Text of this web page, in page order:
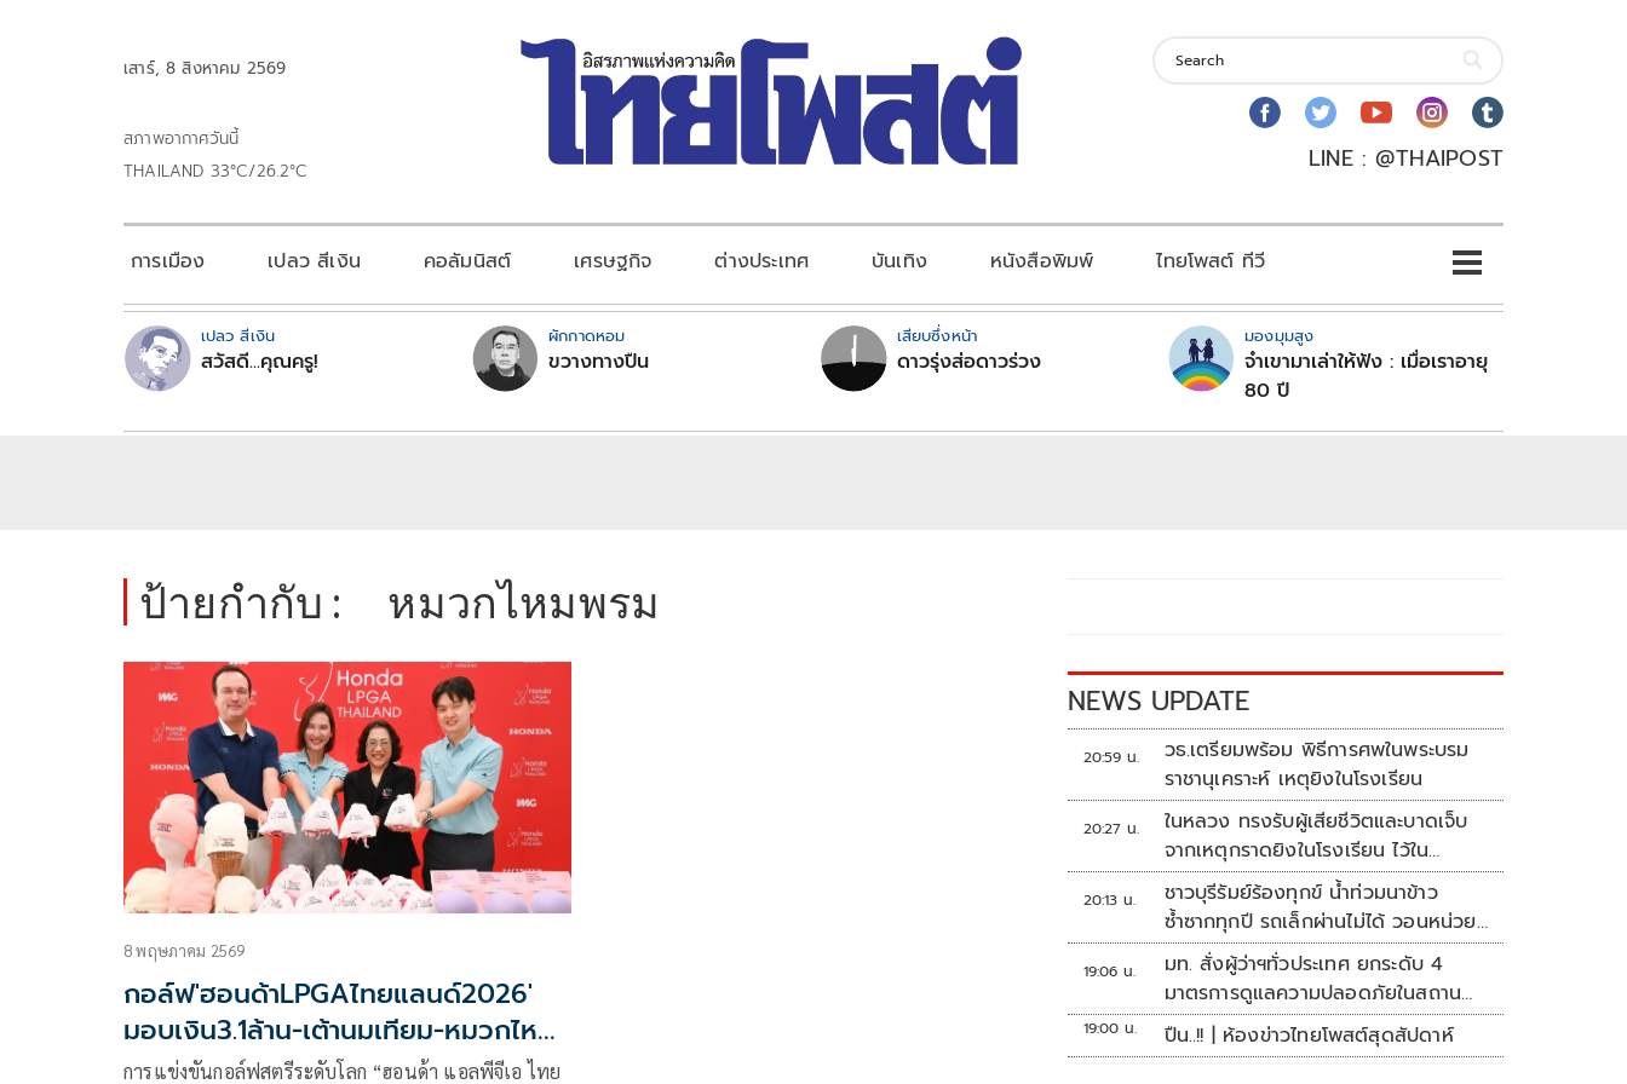
เสาร์, 8 สิงหาคม 2569
สภาพอากาศวันนี้
THAILAND 33°C/26.2°C
LINE : @THAIPOST
การเมือง เปลว สีเงิน คอลัมนิสต์ เศรษฐกิจ ต่างประเทศ บันเทิง หนังสือพิมพ์ ไทยโพสต์ ทีวี
เปลว สีเงิน
สวัสดี...คุณครู!
ผักกาดหอม
ขวางทางปืน
เสียบซึ่งหน้า
ดาวรุ่งส่อดาวร่วง
มองมุมสูง
จำเขามาเล่าให้ฟัง : เมื่อเราอายุ
80 ปี
ป้ายกำกับ : หมวกไหมพรม
8 พฤษภาคม 2569
กอล์ฟ'ฮอนด้าLPGAไทยแลนด์2026'
มอบเงิน3.1ล้าน-เต้านมเทียม-หมวกไหม
พรม ให้รพ.มะเร็งชลบุรี
การแข่งขันกอล์ฟสตรีระดับโลก “ฮอนด้า แอลพีจีเอ ไทย
NEWS UPDATE
20:59 น.
วธ.เตรียมพร้อม พิธีการศพในพระบรม
ราชานุเคราะห์ เหตุยิงในโรงเรียน
20:27 น.
ในหลวง ทรงรับผู้เสียชีวิตและบาดเจ็บ
จากเหตุกราดยิงในโรงเรียน ไว้ใน
พระบรมราชานุเคราะห์
20:13 น.
ชาวบุรีรัมย์ร้องทุกข์ น้ำท่วมนาข้าว
ซ้ำซากทุกปี รถเล็กผ่านไม่ได้ วอนหน่วย
งานเร่งแก้ไข
19:06 น.
มท. สั่งผู้ว่าฯทั่วประเทศ ยกระดับ 4
มาตรการดูแลความปลอดภัยในสถาน
ศึกษา
19:00 น. ปืน..!! | ห้องข่าวไทยโพสต์สุดสัปดาห์